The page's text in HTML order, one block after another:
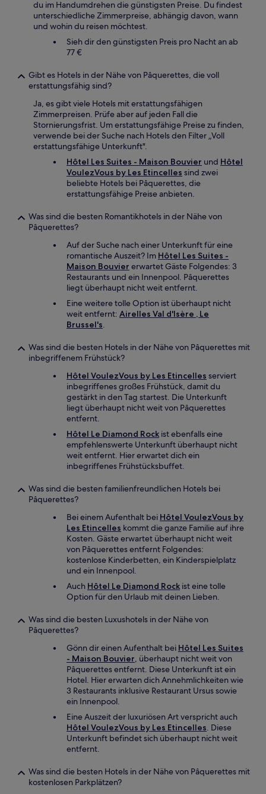
du im Handumdrehen die günstigsten Preise. Du findest
unterschiedliche Zimmerpreise, abhängig davon, wann
und wohin du reisen möchtest.
Sieh dir den günstigsten Preis pro Nacht an ab
77 €
Gibt es Hotels in der Nähe von Pâquerettes, die voll
erstattungsfähig sind?
Ja, es gibt viele Hotels mit erstattungsfähigen
Zimmerpreisen. Prüfe aber auf jeden Fall die
Stornierungsfrist. Um erstattungsfähige Preise zu finden,
verwende bei der Suche nach Hotels den Filter „Voll
erstattungsfähige Unterkunft".
Hôtel Les Suites - Maison Bouvier und Hôtel
VoulezVous by Les Etincelles sind zwei
beliebte Hotels bei Pâquerettes, die
erstattungsfähige Preise anbieten.
Was sind die besten Romantikhotels in der Nähe von
Pâquerettes?
Auf der Suche nach einer Unterkunft für eine
romantische Auszeit? Im Hôtel Les Suites -
Maison Bouvier erwartet Gäste Folgendes: 3
Restaurants und ein Innenpool. Pâquerettes
liegt überhaupt nicht weit entfernt.
Eine weitere tolle Option ist überhaupt nicht
weit entfernt: Airelles Val d'Isère , Le
Brussel's.
Was sind die besten Hotels in der Nähe von Pâquerettes mit
inbegriffenem Frühstück?
Hôtel VoulezVous by Les Etincelles serviert
inbegriffenes großes Frühstück, damit du
gestärkt in den Tag startest. Die Unterkunft
liegt überhaupt nicht weit von Pâquerettes
entfernt.
Hôtel Le Diamond Rock ist ebenfalls eine
empfehlenswerte Unterkunft überhaupt nicht
weit entfernt. Hier erwartet dich ein
inbegriffenes Frühstücksbuffet.
Was sind die besten familienfreundlichen Hotels bei
Pâquerettes?
Bei einem Aufenthalt bei Hôtel VoulezVous by
Les Etincelles kommt die ganze Familie auf ihre
Kosten. Gäste erwartet überhaupt nicht weit
von Pâquerettes entfernt Folgendes:
kostenlose Kinderbetten, ein Kinderspielplatz
und ein Innenpool.
Auch Hôtel Le Diamond Rock ist eine tolle
Option für den Urlaub mit deinen Lieben.
Was sind die besten Luxushotels in der Nähe von
Pâquerettes?
Gönn dir einen Aufenthalt bei Hôtel Les Suites
- Maison Bouvier, überhaupt nicht weit von
Pâquerettes entfernt. Diese Unterkunft ist ein
Hotel. Hier erwarten dich Annehmlichkeiten wie
3 Restaurants inklusive Restaurant Ursus sowie
ein Innenpool.
Eine Auszeit der luxuriösen Art verspricht auch
Hôtel VoulezVous by Les Etincelles. Diese
Unterkunft befindet sich überhaupt nicht weit
entfernt.
Was sind die besten Hotels in der Nähe von Pâquerettes mit
kostenlosen Parkplätzen?